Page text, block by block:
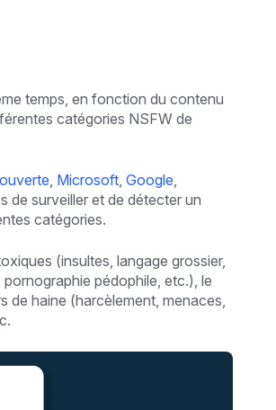
temps, en fonction du contenu
catégories NSFW de
, Microsoft, Google,
de surveiller et de détecter un
catégories.
(insultes, langage grossier,
pédophile, etc.), le
de haine (harcèlement, menaces,